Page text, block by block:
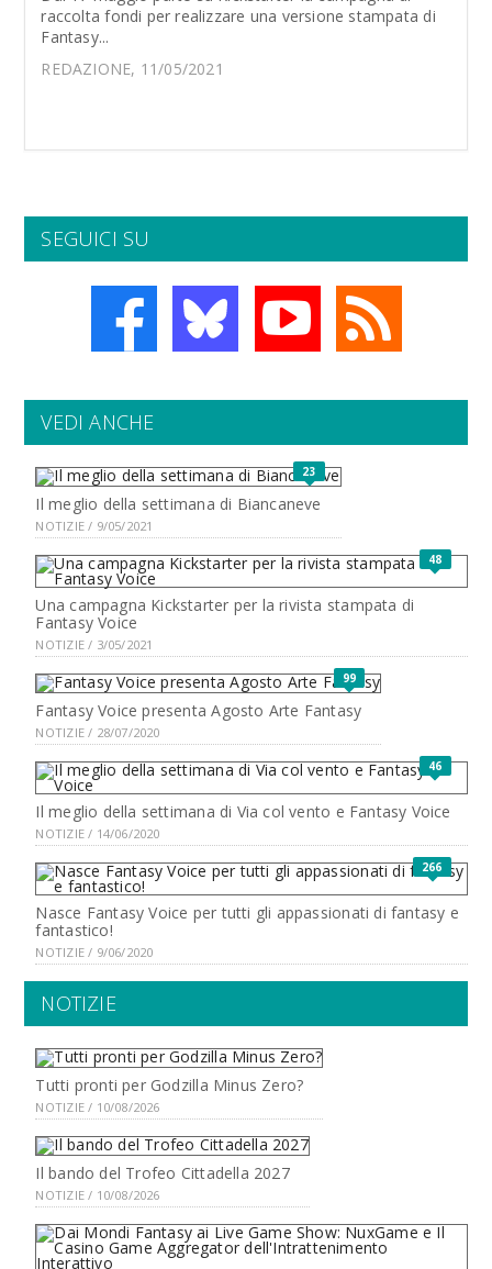
raccolta fondi per realizzare una versione stampata di
Fantasy...
REDAZIONE, 11/05/2021
SEGUICI SU
VEDI ANCHE
23
Il meglio della settimana di Biancaneve
NOTIZIE / 9/05/2021
48
Una campagna Kickstarter per la rivista stampata di
Fantasy Voice
NOTIZIE / 3/05/2021
99
Fantasy Voice presenta Agosto Arte Fantasy
NOTIZIE / 28/07/2020
46
Il meglio della settimana di Via col vento e Fantasy Voice
NOTIZIE / 14/06/2020
266
Nasce Fantasy Voice per tutti gli appassionati di fantasy e
fantastico!
NOTIZIE / 9/06/2020
NOTIZIE
Tutti pronti per Godzilla Minus Zero?
NOTIZIE / 10/08/2026
Il bando del Trofeo Cittadella 2027
NOTIZIE / 10/08/2026